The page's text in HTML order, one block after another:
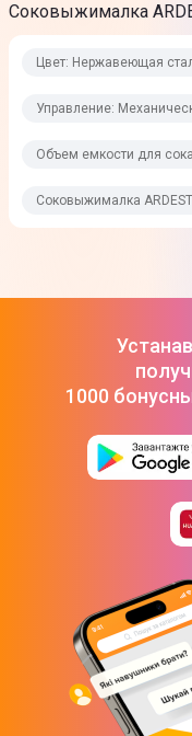
Количество скоростей
0,6
Вес, кг
Вес в упаковке, кг
Диаметр
Комплектация
Соковыжималка;
Инструкция с
Юридическая
Соковыжималка
Цвет: Нержавеющая
Управление:
Объем емкости для
Соковыжималка
1000